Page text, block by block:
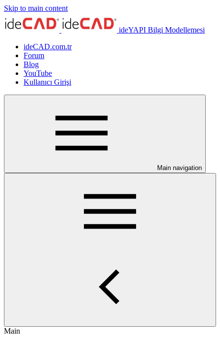
Skip to main content
ideYAPI Bilgi Modellemesi
ideCAD.com.tr
Forum
Blog
YouTube
Kullanıcı Girişi
Main navigation
Main